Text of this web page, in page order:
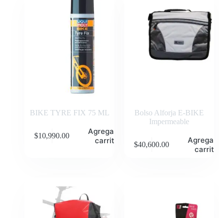
BIKE TYRE FIX 75 ML
$10,990.00
Agregar al
carrito
Bolso Alforja E-BIKE
Impermeable
$40,600.00
Agregar
carrito